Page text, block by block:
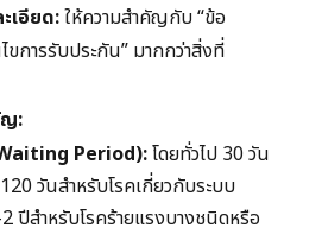
เอียด:ให้ความสำคัญกับ “ข้อ
ขการรับประกัน” มากกว่าสิ่งที่
ญ:
Period):โดยทั่วไป 30 วัน
วันสำหรับโรคเกี่ยวกับระบบ
ปีสำหรับโรคร้ายแรงบางชนิดหรือ